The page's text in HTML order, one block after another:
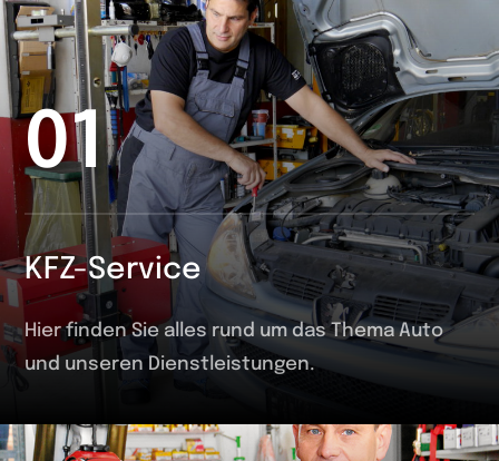
01
KFZ-Service
Hier finden Sie alles rund um das Thema Auto
und unseren Dienstleistungen.